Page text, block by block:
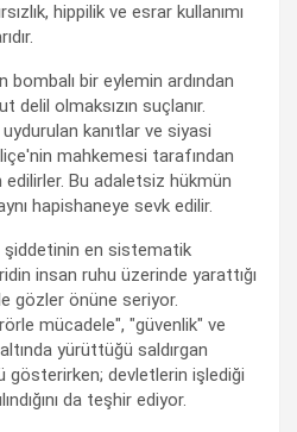
hippilik ve esrar kullanımı
bombalı bir eylemin ardından
delil olmaksızın suçlanır.
kanıtlar ve siyasi
mahkemesi tarafından
edilirler. Bu adaletsiz hükmün
hapishaneye sevk edilir.
şiddetinin en sistematik
insan ruhu üzerinde yarattığı
gözler önüne seriyor.
mücadele", "güvenlik" ve
yürüttüğü saldırgan
gösterirken; devletlerin işlediği
da teşhir ediyor.